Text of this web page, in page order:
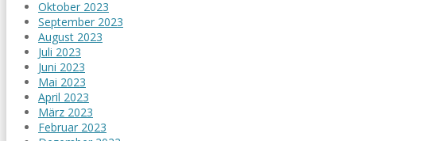
Oktober 2023
September 2023
August 2023
Juli 2023
Juni 2023
Mai 2023
April 2023
März 2023
Februar 2023